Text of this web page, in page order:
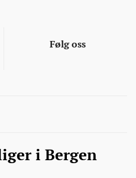
Følg oss
i Bergen